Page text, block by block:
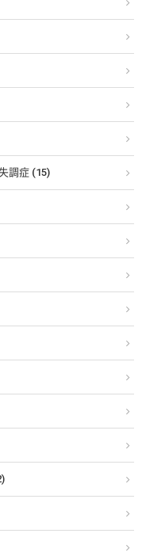
調症 (15)